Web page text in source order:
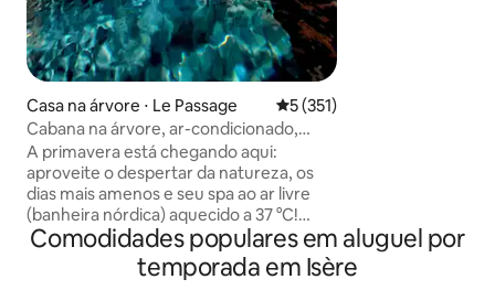
Casa na árvore ⋅ Le Passage 5 de uma avaliação média de
5 (351)
Cabana na árvore, ar-condicionado,
vista, spa privativo quente/frio
A primavera está chegando aqui:
aproveite o despertar da natureza, os
dias mais amenos e seu spa ao ar livre
(banheira nórdica) aquecido a 37 °C!
Vistas deslumbrantes, um interior
aconchegante com um projetor de
vídeo. O refúgio perfeito na natureza
Comodidades populares em aluguel por
temporada em Isère